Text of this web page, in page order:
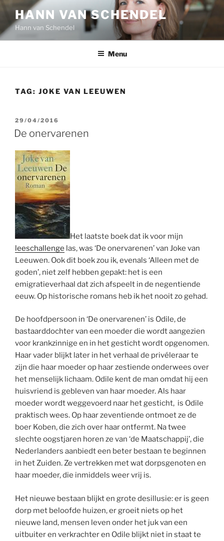
Ga
de
inhoud
HANN VAN SCHENDEL
Hann van Schendel
Menu
TAG: JOKE VAN LEEUWEN
GEPLAATST
OP
29/04/2016
De onervarenen
Het laatste boek dat ik voor mijn
leeschallenge las, was ‘De onervarenen’ van Joke van
Leeuwen. Ook dit boek zou ik, evenals ‘Alleen met de
goden’, niet zelf hebben gepakt: het is een
emigratieverhaal dat zich afspeelt in de negentiende
eeuw. Op historische romans heb ik het nooit zo gehad.
De hoofdpersoon in ‘De onervarenen’ is Odile, de
bastaarddochter van een moeder die wordt aangezien
voor krankzinnige en in het gesticht wordt opgenomen.
Haar vader blijkt later in het verhaal de privéleraar te
zijn die haar moeder op haar zestiende onderwees over
het menselijk lichaam. Odile kent de man omdat hij een
huisvriend is gebleven van haar moeder. Als haar
moeder wordt weggevoerd naar het gesticht, is Odile
praktisch wees. Op haar zeventiende ontmoet ze de
boer Koben, die zich over haar ontfermt. Na twee
slechte oogstjaren horen ze van ‘de Maatschappij’, die
Nederlanders aanbiedt een beter bestaan te beginnen
in het Zuiden. Ze vertrekken met wat dorpsgenoten en
haar moeder, die inmiddels weer vrij is.
Het nieuwe bestaan blijkt en grote desillusie: er is geen
dorp met beloofde huizen, er groeit niets op het
nieuwe land, mensen leven onder het juk van een
uitbuiter en verkrachter en Odile blijkt niet in staat te